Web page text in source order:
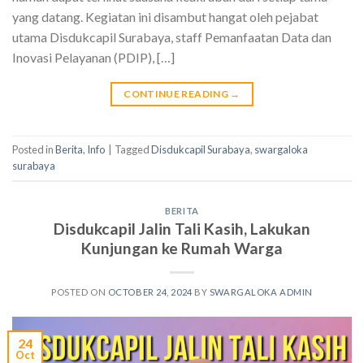
yang datang. Kegiatan ini disambut hangat oleh pejabat
utama Disdukcapil Surabaya, staff Pemanfaatan Data dan
Inovasi Pelayanan (PDIP), […]
CONTINUE READING →
Posted inBerita, Info TaggedDisdukcapil Surabaya, swargaloka
surabaya
BERITA
Disdukcapil Jalin Tali Kasih, Lakukan
Kunjungan ke Rumah Warga
POSTED ON OCTOBER 24, 2024 BY SWARGALOKA ADMIN
24
Oct